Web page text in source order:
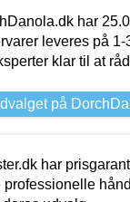
har
leveres på
klar til at
på
har
professionelle